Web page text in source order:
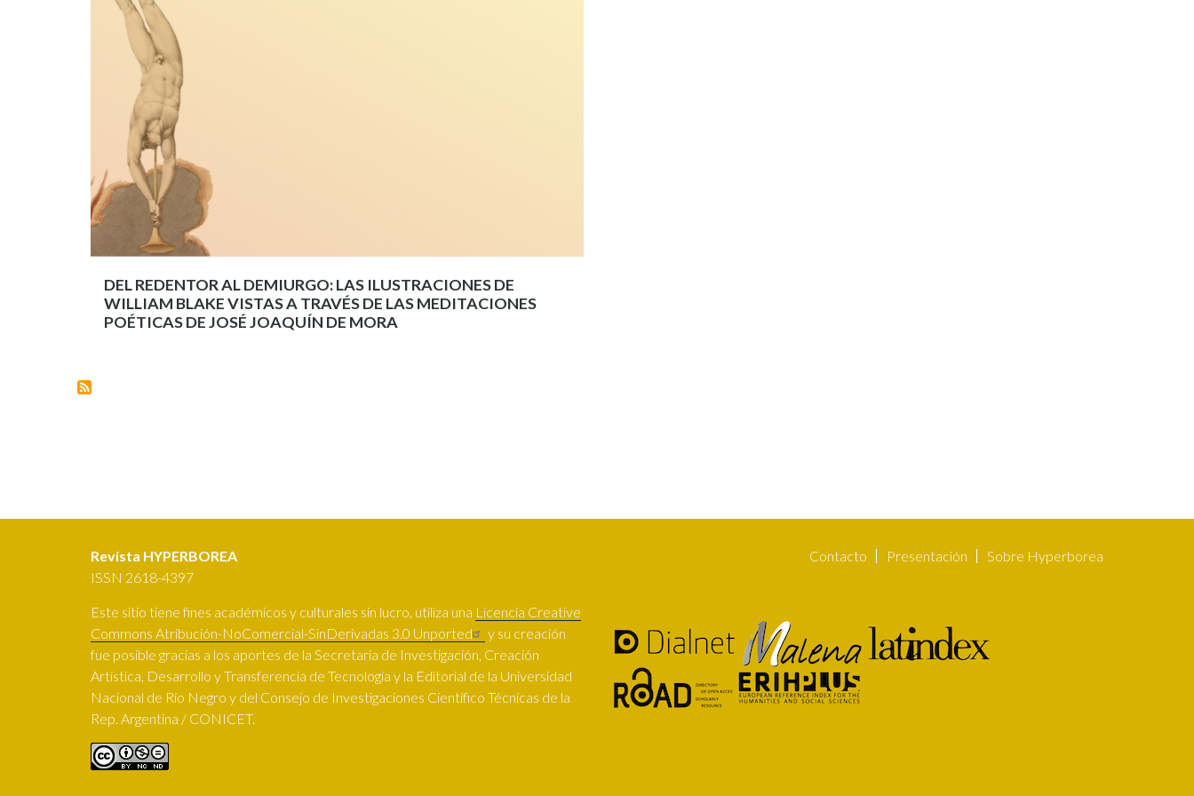
DEL REDENTOR AL DEMIURGO: LAS ILUSTRACIONES DE
WILLIAM BLAKE VISTAS A TRAVÉS DE LAS MEDITACIONES
POÉTICAS DE JOSÉ JOAQUÍN DE MORA
Revista HYPERBOREA
ISSN 2618-4397
Este sitio tiene fines académicos y culturales sin lucro, utiliza una Licencia Creative
Commons Atribución-NoComercial-SinDerivadas 3.0 Unported
y su creación
fue posible gracias a los aportes de la Secretaría de Investigación, Creación
Artística, Desarrollo y Transferencia de Tecnología y la Editorial de la Universidad
Nacional de Río Negro y del Consejo de Investigaciones Científico Técnicas de la
Rep. Argentina / CONICET.
Contacto Presentación Sobre Hyperborea